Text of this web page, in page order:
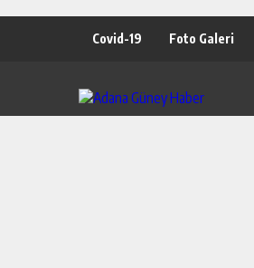
Covid-19 Foto Galeri